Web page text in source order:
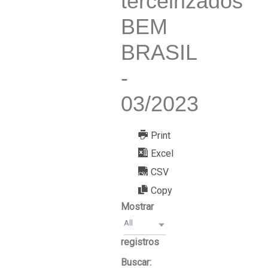
BEM
BRASIL
-
03/2023
Print
Excel
CSV
Copy
Mostrar
All
registros
Buscar: